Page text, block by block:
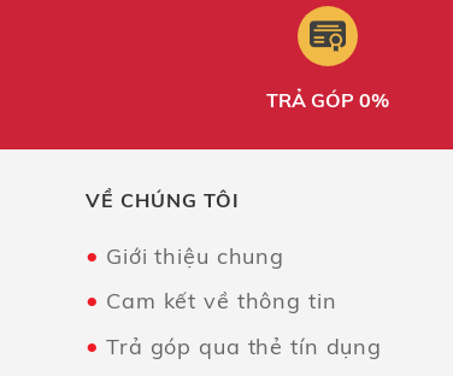
TRẢ GÓP 0%
VỀ CHÚNG TÔI
Giới thiệu chung
Cam kết về thông tin
Trả góp qua thẻ tín dụng